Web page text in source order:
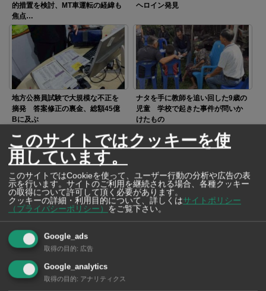
的措置を検討、MT車運転の経緯も
焦点…
ヘロイン発見
地方公務員試験で大規模な不正を
摘発 答案修正の裏金、総額45億
Bに及ぶ
ナタを手に教師を追い回した9歳の
児童 学校で起きた事件が問いか
けたもの
高齢女性を襲ったひったくり犯に
猛反撃 素手で立ち向かった「三
女傑」の勇姿が話題に
SNSで毎日ニュースを配信中！
このサイトではクッキーを使
用しています。
このサイトではCookieを使って、ユーザー行動の分析や広告の表
示を行います。サイトのご利用を継続される場合、各種クッキー
の取得について許可して頂く必要があります。
クッキーの詳細・利用目的について、詳しくはサイトポリシー
（プライバシーポリシー）
をご覧下さい。
Google_ads
取得の目的: 広告
Google_analytics
取得の目的: アナリティクス